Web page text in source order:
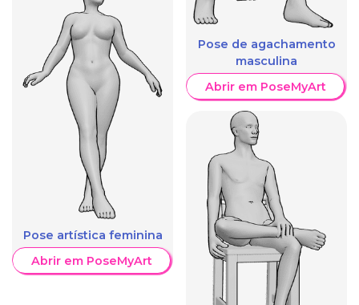
Pose artística feminina
Abrir em PoseMyArt
Pose de agachamento
masculina
Abrir em PoseMyArt